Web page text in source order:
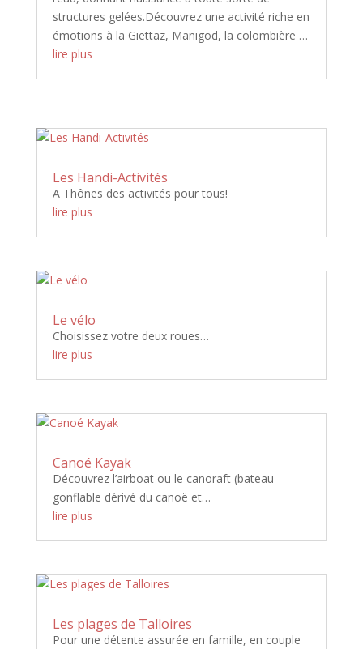
structures gelées.Découvrez une activité riche en
émotions à la Giettaz, Manigod, la colombière …
lire plus
Les Handi-Activités
A Thônes des activités pour tous!
lire plus
Le vélo
Choisissez votre deux roues…
lire plus
Canoé Kayak
Découvrez l’airboat ou le canoraft (bateau
gonflable dérivé du canoë et…
lire plus
Les plages de Talloires
Pour une détente assurée en famille, en couple